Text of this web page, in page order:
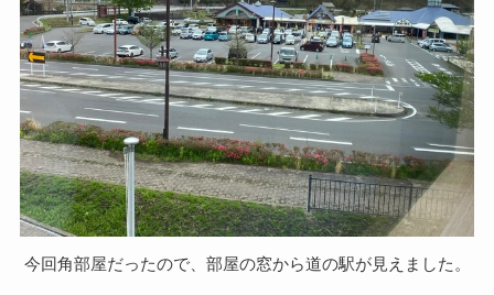
今回角部屋だったので、部屋の窓から道の駅が見えました。